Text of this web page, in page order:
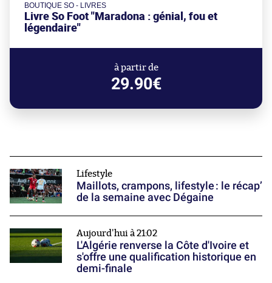
BOUTIQUE SO - LIVRES
Livre So Foot "Maradona : génial, fou et
légendaire"
à partir de
29.90€
Lifestyle
Maillots, crampons, lifestyle : le récap’
de la semaine avec Dégaine
Aujourd'hui à 21:02
L'Algérie renverse la Côte d'Ivoire et
s'offre une qualification historique en
demi-finale